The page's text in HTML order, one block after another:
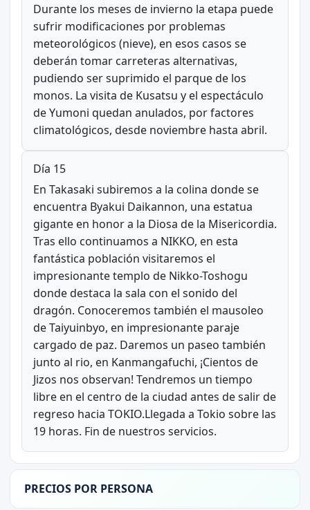
Durante los meses de invierno la etapa puede
sufrir modificaciones por problemas
meteorológicos (nieve), en esos casos se
deberán tomar carreteras alternativas,
pudiendo ser suprimido el parque de los
monos. La visita de Kusatsu y el espectáculo
de Yumoni quedan anulados, por factores
climatológicos, desde noviembre hasta abril.
Día 15
En Takasaki subiremos a la colina donde se
encuentra Byakui Daikannon, una estatua
gigante en honor a la Diosa de la Misericordia.
Tras ello continuamos a NIKKO, en esta
fantástica población visitaremos el
impresionante templo de Nikko-Toshogu
donde destaca la sala con el sonido del
dragón. Conoceremos también el mausoleo
de Taiyuinbyo, en impresionante paraje
cargado de paz. Daremos un paseo también
junto al rio, en Kanmangafuchi, ¡Cientos de
Jizos nos observan! Tendremos un tiempo
libre en el centro de la ciudad antes de salir de
regreso hacia TOKIO.Llegada a Tokio sobre las
19 horas. Fin de nuestros servicios.
PRECIOS POR PERSONA